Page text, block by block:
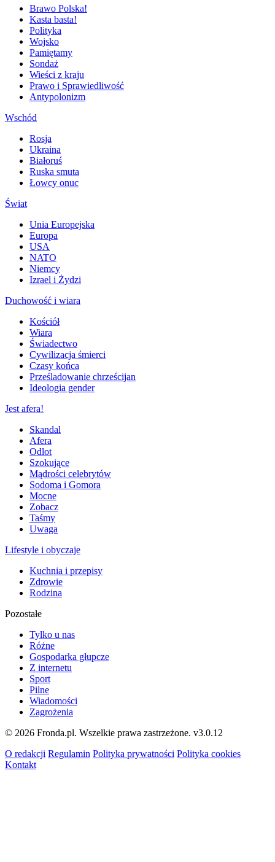
Brawo Polska!
Kasta basta!
Polityka
Wojsko
Pamiętamy
Sondaż
Wieści z kraju
Prawo i Sprawiedliwość
Antypolonizm
Wschód
Rosja
Ukraina
Białoruś
Ruska smuta
Łowcy onuc
Świat
Unia Europejska
Europa
USA
NATO
Niemcy
Izrael i Żydzi
Duchowość i wiara
Kościół
Wiara
Świadectwo
Cywilizacja śmierci
Czasy końca
Prześladowanie chrześcijan
Ideologia gender
Jest afera!
Skandal
Afera
Odlot
Szokujące
Mądrości celebrytów
Sodoma i Gomora
Mocne
Zobacz
Taśmy
Uwaga
Lifestyle i obyczaje
Kuchnia i przepisy
Zdrowie
Rodzina
Pozostałe
Tylko u nas
Różne
Gospodarka głupcze
Z internetu
Sport
Pilne
Wiadomości
Zagrożenia
© 2026 Fronda.pl. Wszelkie prawa zastrzeżone. v3.0.12
O redakcji Regulamin Polityka prywatności Polityka cookies
Kontakt